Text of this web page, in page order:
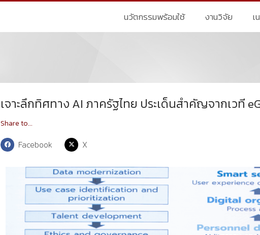
นวัตกรรมพร้อมใช้ งานวิจัย เ
เจาะลึกทิศทาง AI ภาครัฐไทย ประเด็นสำคัญจากเวที
Share to...
Facebook X